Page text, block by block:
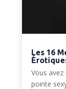
Les 16
Vous
pointe